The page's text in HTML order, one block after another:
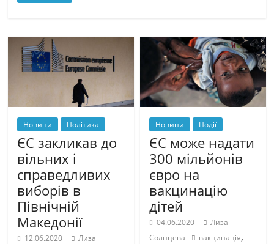
Новини Політика
ЄС закликав до
вільних і
справедливих
виборів в
Північній
Македонії
12.06.2020
Лиза
Новини Події
ЄС може надати
300 мільйонів
євро на
вакцинацію
дітей
04.06.2020
Лиза
Солнцева
вакцинація,